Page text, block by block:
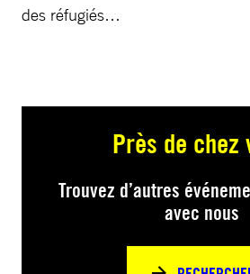
des réfugiés…
Près de chez
Trouvez d’autres
avec nous